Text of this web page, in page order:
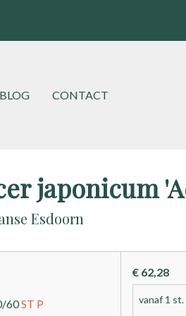
BLOG CONTACT
japonicum
Esdoorn
60ST P
€ 62,28
vanaf 1 st.